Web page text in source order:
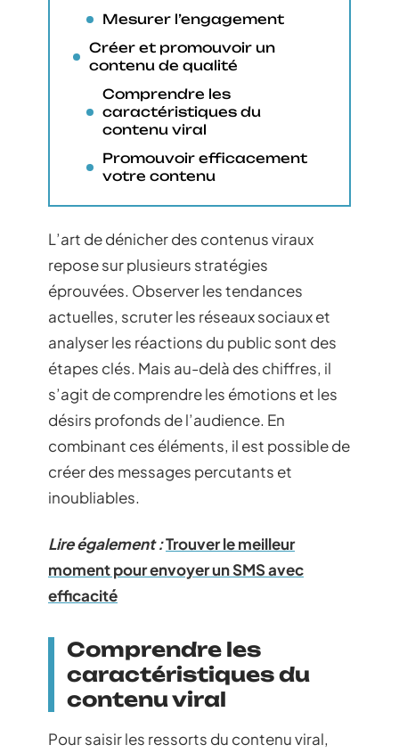
Mesurer l’engagement
Créer et promouvoir un
contenu de qualité
Comprendre les
caractéristiques du
contenu viral
Promouvoir efficacement
votre contenu
L’art de dénicher des contenus viraux
repose sur plusieurs stratégies
éprouvées. Observer les tendances
actuelles, scruter les réseaux sociaux et
analyser les réactions du public sont des
étapes clés. Mais au-delà des chiffres, il
s’agit de comprendre les émotions et les
désirs profonds de l’audience. En
combinant ces éléments, il est possible de
créer des messages percutants et
inoubliables.
Lire également :Trouver le meilleur
moment pour envoyer un SMS avec
efficacité
Comprendre les
caractéristiques du
contenu viral
Pour saisir les ressorts du contenu viral,